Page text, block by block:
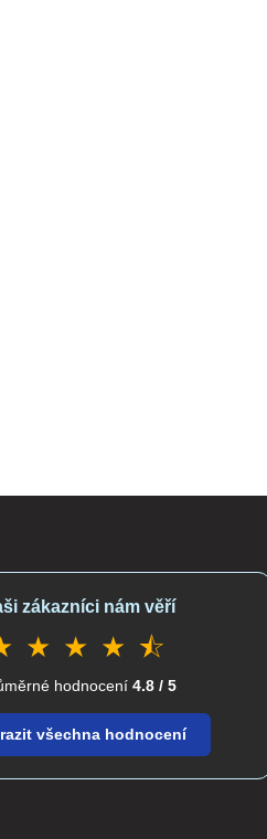
zákazníci nám věří
★ ★ ★ ⯪
hodnocení 4.8 / 5
všechna hodnocení